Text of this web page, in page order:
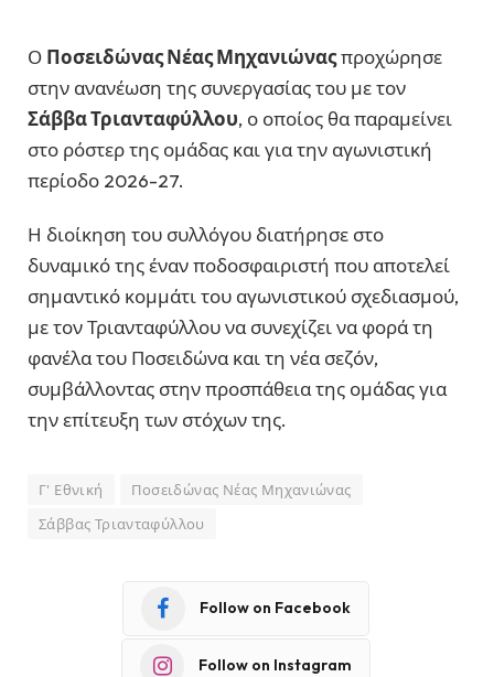
Ο Ποσειδώνας Νέας Μηχανιώναςπροχώρησε
στην ανανέωση της συνεργασίας του με τον
Σάββα Τριανταφύλλου, ο οποίος θα παραμείνει
στο ρόστερ της ομάδας και για την αγωνιστική
περίοδο 2026-27.
Η διοίκηση του συλλόγου διατήρησε στο
δυναμικό της έναν ποδοσφαιριστή που αποτελεί
σημαντικό κομμάτι του αγωνιστικού σχεδιασμού,
με τον Τριανταφύλλου να συνεχίζει να φορά τη
φανέλα του Ποσειδώνα και τη νέα σεζόν,
συμβάλλοντας στην προσπάθεια της ομάδας για
την επίτευξη των στόχων της.
Γ' Εθνική
Ποσειδώνας Νέας Μηχανιώνας
Σάββας Τριανταφύλλου
Follow on Facebook
Follow on Instagram